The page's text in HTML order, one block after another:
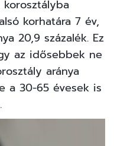
korosztályba
korhatára 7 év,
20,9 százalék. Ez
az idősebbek ne
aránya
a 30-65 évesek is